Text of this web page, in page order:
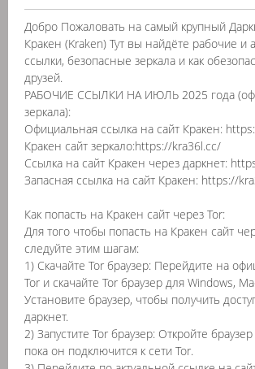
Добро Пожаловать на самый крупный
Кракен (Kraken) Тут вы найдёте рабочие и
ссылки, безопасные зеркала и как
друзей.
РАБОЧИЕ ССЫЛКИ НА ИЮЛЬ 2025 года
зеркала):
Официальная ссылка на сайт Кракен:
Кракен сайт зеркало:https://kra36l.cc/
Ссылка на сайт Кракен через даркнет:
Запасная ссылка на сайт Кракен: https://
Как попасть на Кракен сайт через Tor:
Для того чтобы попасть на Кракен сайт
следуйте этим шагам:
1) Скачайте Tor браузер: Перейдите на
Tor и скачайте Tor браузер для Windows,
Установите браузер, чтобы получить
даркнет.
2) Запустите Tor браузер: Откройте
пока он подключится к сети Tor.